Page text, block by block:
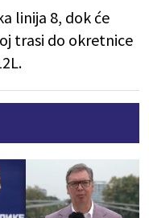
linija 8, dok će
trasi do okretnice